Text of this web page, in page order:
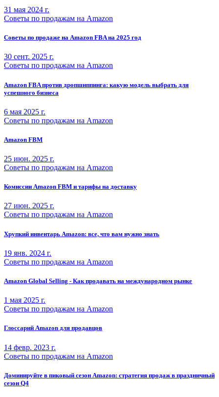
31 мая 2024 г.
Советы по продажам на Amazon
Советы по продаже на Amazon FBA на 2025 год
30 сент. 2025 г.
Советы по продажам на Amazon
Amazon FBA против дропшиппинга: какую модель выбрать для
успешного бизнеса
6 мая 2025 г.
Советы по продажам на Amazon
Amazon FBM
25 июн. 2025 г.
Советы по продажам на Amazon
Комиссии Amazon FBM и тарифы на доставку
27 июн. 2025 г.
Советы по продажам на Amazon
Хрупкий инвентарь Amazon: все, что вам нужно знать
19 янв. 2024 г.
Советы по продажам на Amazon
Amazon Global Selling - Как продавать на международном рынке
1 мая 2025 г.
Советы по продажам на Amazon
Глоссарий Amazon для продавцов
14 февр. 2023 г.
Советы по продажам на Amazon
Доминируйте в пиковый сезон Amazon: стратегия продаж в праздничный
сезон Q4